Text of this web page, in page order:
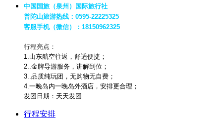
中国国旅（泉州）国际旅行社
普陀山旅游热线：0595-22225325
客服手机（微信）：18150962325
行程亮点：
1.山东航空往返，舒适便捷；
2..金牌导游服务，讲解到位；
3..品质纯玩团，无购物无自费；
4.一晚岛内一晚岛外酒店，安排更合理；
发团日期：天天发团
行程安排